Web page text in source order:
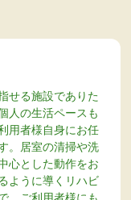
せる施設でありた
人の生活ペースも
用者様自身にお任
。居室の清掃や洗
心とした動作をお
ように導くリハビ
、ご利用者様にも